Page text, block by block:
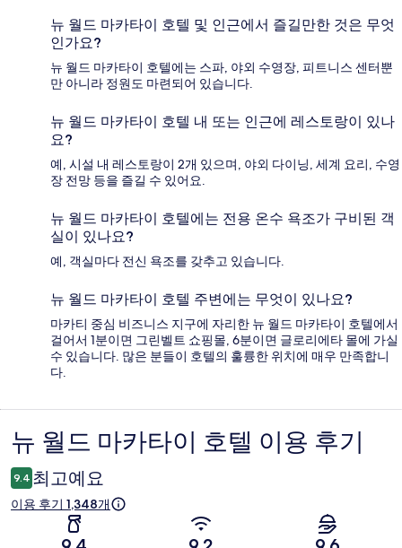
뉴 월드 마카타이 호텔 및 인근에서 즐길만한 것은 무엇
인가요?
뉴 월드 마카타이 호텔에는 스파, 야외 수영장, 피트니스 센터뿐
만 아니라 정원도 마련되어 있습니다.
뉴 월드 마카타이 호텔 내 또는 인근에 레스토랑이 있나
요?
예, 시설 내 레스토랑이 2개 있으며, 야외 다이닝, 세계 요리, 수영
장 전망 등을 즐길 수 있어요.
뉴 월드 마카타이 호텔에는 전용 온수 욕조가 구비된 객
실이 있나요?
예, 객실마다 전신 욕조를 갖추고 있습니다.
뉴 월드 마카타이 호텔 주변에는 무엇이 있나요?
마카티 중심 비즈니스 지구에 자리한 뉴 월드 마카타이 호텔에서
걸어서 1분이면 그린벨트 쇼핑몰, 6분이면 글로리에타 몰에 가실
수 있습니다. 많은 분들이 호텔의 훌륭한 위치에 매우 만족합니
다.
이
용
후
뉴 월드 마카타이 호텔 이용 후기
9.4 최고예요
이용 후기 1,348개